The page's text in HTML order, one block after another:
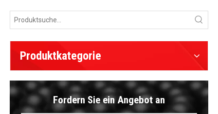
Produktkategorie
Fordern Sie ein Angebot an